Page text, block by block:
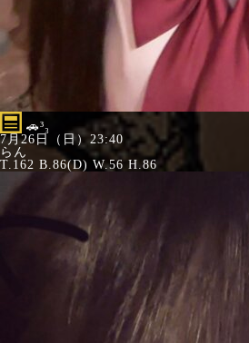
🚗³₃
7月26日（日）23:40
らん
T.162 B.86(D) W.56 H.86